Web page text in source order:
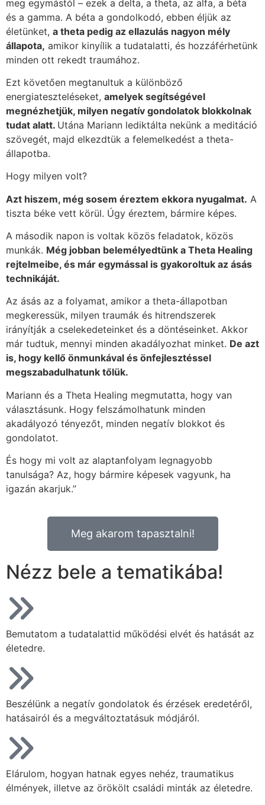
meg egymástól – ezek a delta, a theta, az alfa, a béta
és a gamma. A béta a gondolkodó, ebben éljük az
életünket, a theta pedig az ellazulás nagyon mély
állapota, amikor kinyílik a tudatalatti, és hozzáférhetünk
minden ott rekedt traumához.
Ezt követően megtanultuk a különböző
energiateszteléseket, amelyek segítségével
megnézhetjük, milyen negatív gondolatok blokkolnak
tudat alatt. Utána Mariann lediktálta nekünk a meditáció
szövegét, majd elkezdtük a felemelkedést a theta-
állapotba.
Hogy milyen volt?
Azt hiszem, még sosem éreztem ekkora nyugalmat. A
tiszta béke vett körül. Úgy éreztem, bármire képes.
A második napon is voltak közös feladatok, közös
munkák. Még jobban belemélyedtünk a Theta Healing
rejtelmeibe, és már egymással is gyakoroltuk az ásás
technikáját.
Az ásás az a folyamat, amikor a theta-állapotban
megkeressük, milyen traumák és hitrendszerek
irányítják a cselekedeteinket és a döntéseinket. Akkor
már tudtuk, mennyi minden akadályozhat minket. De azt
is, hogy kellő önmunkával és önfejlesztéssel
megszabadulhatunk tőlük.
Mariann és a Theta Healing megmutatta, hogy van
választásunk. Hogy felszámolhatunk minden
akadályozó tényezőt, minden negatív blokkot és
gondolatot.
És hogy mi volt az alaptanfolyam legnagyobb
tanulsága? Az, hogy bármire képesek vagyunk, ha
igazán akarjuk.”
Meg akarom tapasztalni!
Nézz bele a tematikába!
Bemutatom a tudatalattid működési elvét és hatását az
életedre.
Beszélünk a negatív gondolatok és érzések eredetéről,
hatásairól és a megváltoztatásuk módjáról.
Elárulom, hogyan hatnak egyes nehéz, traumatikus
élmények, illetve az örökölt családi minták az életedre.